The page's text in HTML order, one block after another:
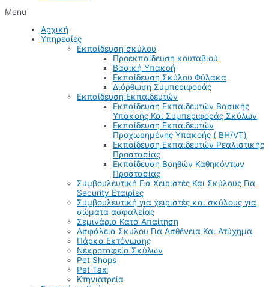
Menu
Αρχική
Υπηρεσίες
Εκπαίδευση σκύλου
Προεκπαίδευση κουταβιού
Βασική Υπακοή
Εκπαίδευση Σκύλου Φύλακα
Διόρθωση Συμπεριφοράς
Εκπαίδευση Εκπαιδευτών
Εκπαίδευση Εκπαιδευτών Βασικής
Υπακοής Και Συμπεριφοράς Σκύλων
Εκπαίδευση Εκπαιδευτών
Προχωρημένης Υπακοής ( BH/VT)
Εκπαίδευση Εκπαιδευτών Ρεαλιστικής
Προστασίας
Εκπαίδευση Βοηθών Καθηκόντων
Προστασίας
Συμβουλευτική Για Χειριστές Και Σκύλους Για
Security Εταιρίες
Συμβουλευτική για χειριστές και σκύλους για
σώματα ασφαλείας
Σεμινάρια Κατά Απαίτηση
Ασφάλεια Σκυλου Για Ασθένεια Και Ατύχημα
Πάρκα Εκτόνωσης
Νεκροταφεία Σκύλων
Pet Shops
Pet Taxi
Κτηνιατρεία